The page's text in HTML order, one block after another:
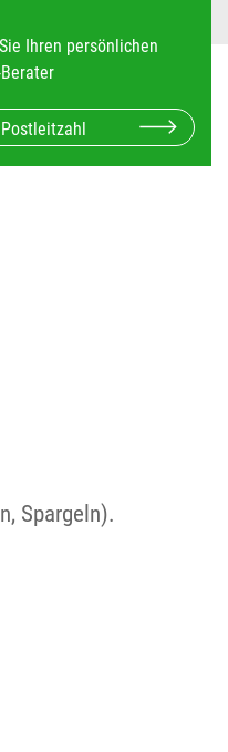
Ihren persönlichen
asdfW134 245 34"
Spargeln).